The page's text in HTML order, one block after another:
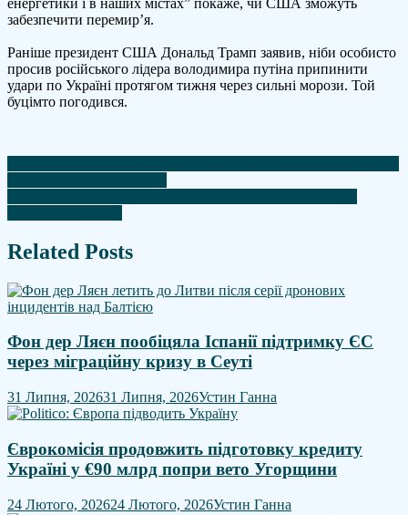
забезпечити перемир’я.
Раніше президент США Дональд Трамп заявив, ніби особисто
просив російського лідера володимира путіна припинити
удари по Україні протягом тижня через сильні морози. Той
буцімто погодився.
Навігація
записів
Related Posts
Фон дер Ляєн пообіцяла Іспанії підтримку ЄС
через міграційну кризу в Сеуті
31 Липня, 202631 Липня, 2026Устин Ганна
Єврокомісія продовжить підготовку кредиту
Україні у €90 млрд попри вето Угорщини
24 Лютого, 202624 Лютого, 2026Устин Ганна